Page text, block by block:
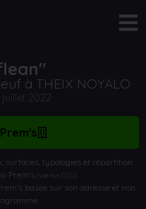
à THEIX NOYALO
juillet 2022
surfaces, typologies et répartition
Prem’s(Voir nos CGU)
basée sur son adresse et non